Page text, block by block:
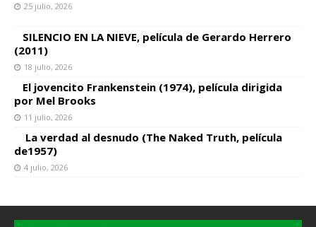
25 julio, 2026
SILENCIO EN LA NIEVE, película de Gerardo Herrero
(2011)
18 julio, 2026
El jovencito Frankenstein (1974), película dirigida
por Mel Brooks
11 julio, 2026
La verdad al desnudo (The Naked Truth, película
de1957)
4 julio, 2026